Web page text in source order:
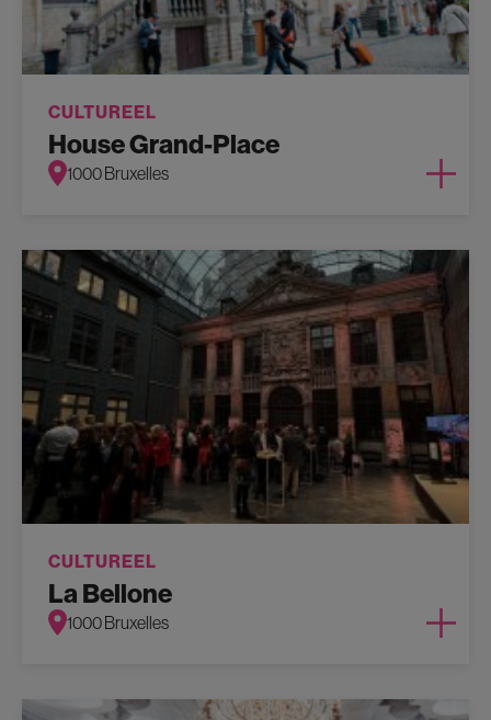
CULTUREEL
House Grand-Place
1000 Bruxelles
CULTUREEL
La Bellone
1000 Bruxelles